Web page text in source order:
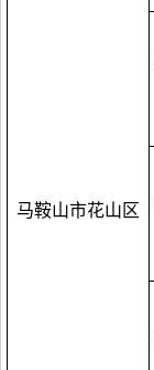
马鞍山市花山区